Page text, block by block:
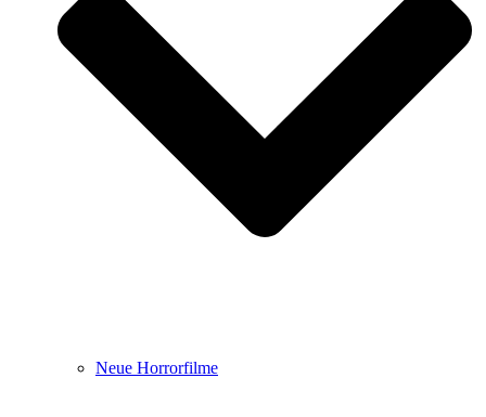
Neue Horrorfilme